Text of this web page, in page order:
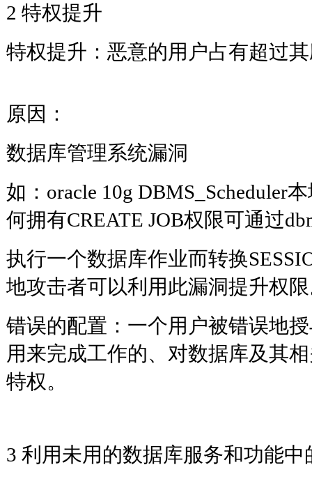
2 特权提升
特权提升：恶意的用户占有超过
原因：
数据库管理系统漏洞
如：oracle 10g DBMS_Scheduler
何拥有CREATE JOB权限可通过
执行一个数据库作业而转换
地攻击者可以利用此漏洞提升
错误的配置：一个用户被错误地
用来完成工作的、对数据库及其
特权。
3 利用未用的数据库服务和功